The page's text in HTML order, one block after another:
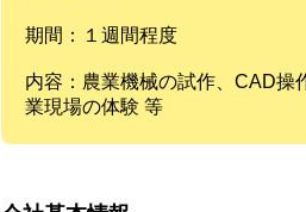
期間：１週間程度
内容：農業機械の試作、CAD操
業現場の体験 等